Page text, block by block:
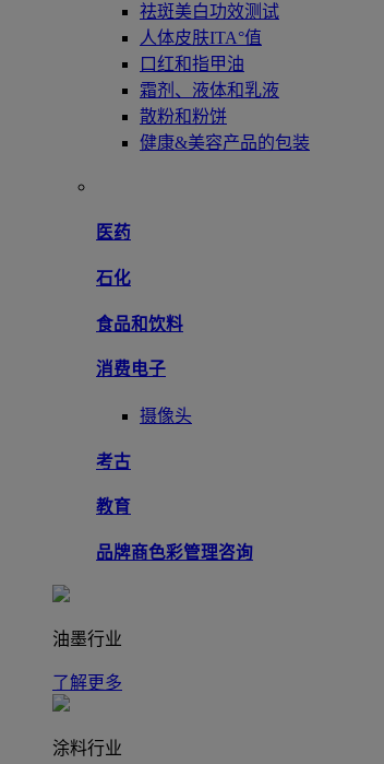
祛斑美白功效测试
人体皮肤ITA°值
口红和指甲油
霜剂、液体和乳液
散粉和粉饼
健康&美容产品的包装
医药
石化
食品和饮料
消费电子
摄像头
考古
教育
品牌商色彩管理咨询
油墨行业
了解更多
涂料行业